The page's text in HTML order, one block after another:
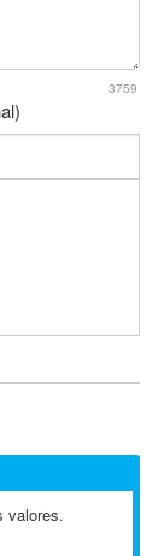
3759
valores.